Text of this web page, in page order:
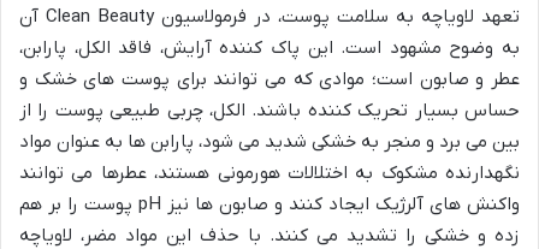
تعهد لاویاچه به سلامت پوست، در فرمولاسیون Clean Beauty آن
به وضوح مشهود است. این پاک کننده آرایش، فاقد الکل، پارابن،
عطر و صابون است؛ موادی که می توانند برای پوست های خشک و
حساس بسیار تحریک کننده باشند. الکل، چربی طبیعی پوست را از
بین می برد و منجر به خشکی شدید می شود، پارابن ها به عنوان مواد
نگهدارنده مشکوک به اختلالات هورمونی هستند، عطرها می توانند
واکنش های آلرژیک ایجاد کنند و صابون ها نیز pH پوست را بر هم
زده و خشکی را تشدید می کنند. با حذف این مواد مضر، لاویاچه